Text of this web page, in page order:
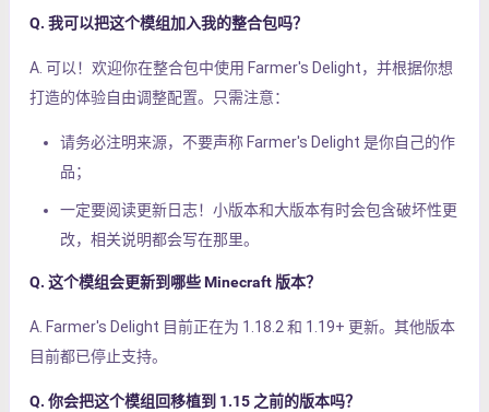
Q. 我可以把这个模组加入我的整合包吗？
A. 可以！欢迎你在整合包中使用 Farmer's Delight，并根据你想
打造的体验自由调整配置。只需注意：
请务必注明来源，不要声称 Farmer's Delight 是你自己的作
品；
一定要阅读更新日志！小版本和大版本有时会包含破坏性更
改，相关说明都会写在那里。
Q. 这个模组会更新到哪些 Minecraft 版本？
A. Farmer's Delight 目前正在为 1.18.2 和 1.19+ 更新。其他版本
目前都已停止支持。
Q. 你会把这个模组回移植到 1.15 之前的版本吗？